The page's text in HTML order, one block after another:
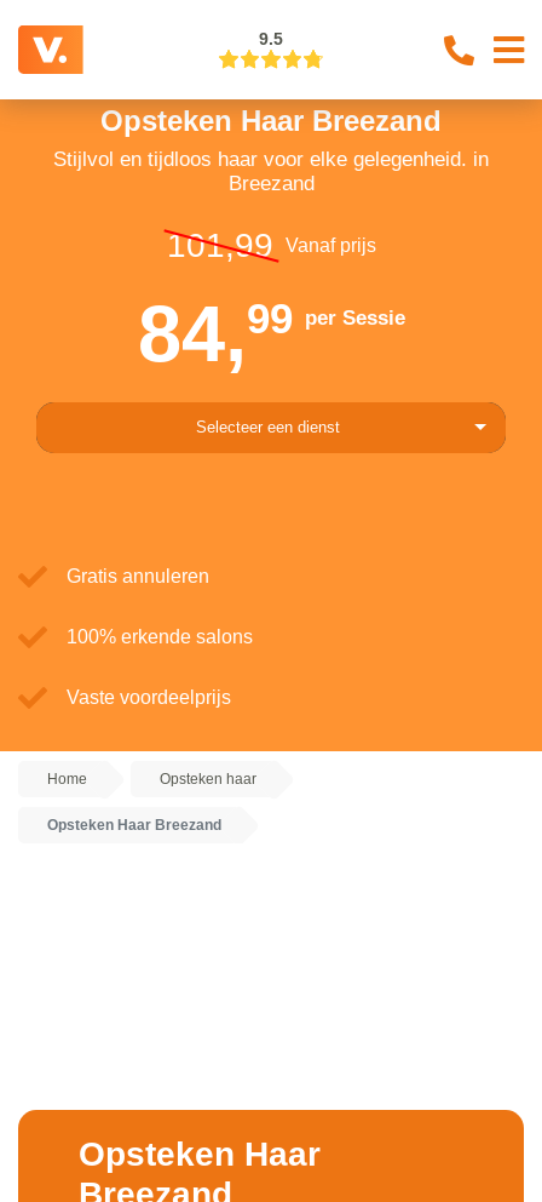
9.5
Opsteken Haar Breezand
Stijlvol en tijdloos haar voor elke gelegenheid. in
Breezand
101,99 Vanaf prijs
84,99per Sessie
Selecteer een dienst
Gratis annuleren
100% erkende salons
Vaste voordeelprijs
Home Opsteken haar
Opsteken Haar Breezand
Opsteken Haar
Breezand